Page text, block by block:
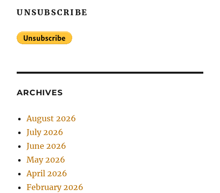
UNSUBSCRIBE
ARCHIVES
August 2026
July 2026
June 2026
May 2026
April 2026
February 2026